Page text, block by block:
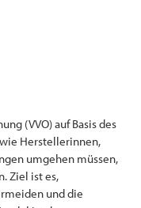
(VVO) auf Basis des
Herstellerinnen,
umgehen müssen,
Ziel ist es,
und die